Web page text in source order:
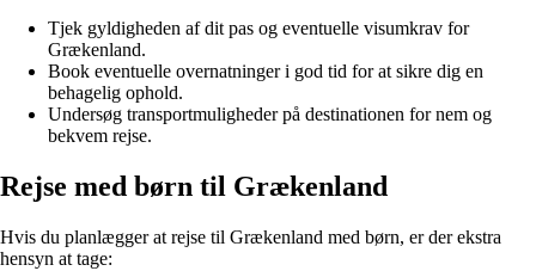
Tjek gyldigheden af dit pas og eventuelle visumkrav for
Grækenland.
Book eventuelle overnatninger i god tid for at sikre dig en
behagelig ophold.
Undersøg transportmuligheder på destinationen for nem og
bekvem rejse.
Rejse med børn til Grækenland
Hvis du planlægger at rejse til Grækenland med børn, er der ekstra
hensyn at tage: